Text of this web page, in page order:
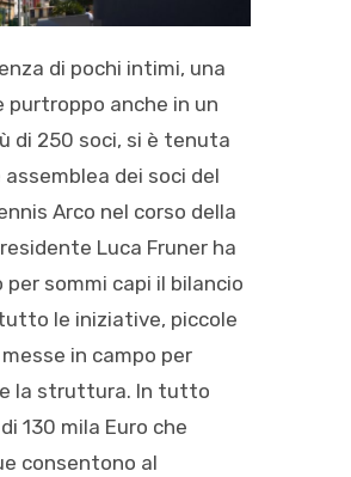
di pochi intimi, una
purtroppo anche in un
di 250 soci, si è tenuta
assemblea dei soci del
Arco nel corso della
Luca Fruner ha
sommi capi il bilancio
le iniziative, piccole
in campo per
la struttura. In tutto
130 mila Euro che
consentono al